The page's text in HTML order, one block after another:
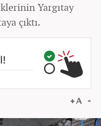
Yargıtay
çıktı.